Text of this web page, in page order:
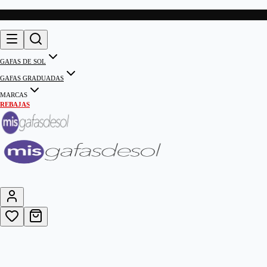
GAFAS DE SOL
GAFAS GRADUADAS
MARCAS
REBAJAS